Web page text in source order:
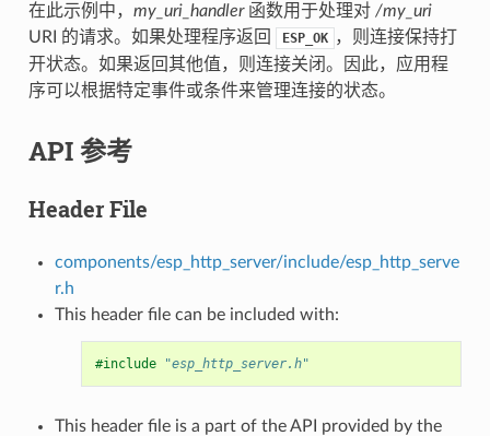
在此示例中， my_uri_handler函数用于处理对 /my_uri
URI 的请求。如果处理程序返回
ESP_OK ，则连接保持打
开状态。如果返回其他值，则连接关闭。因此，应用程
序可以根据特定事件或条件来管理连接的状态。
API 参考
Header File
components/esp_http_server/include/esp_http_serve
r.h
This header file can be included with:
#include "esp_http_server.h"
This header file is a part of the API provided by the